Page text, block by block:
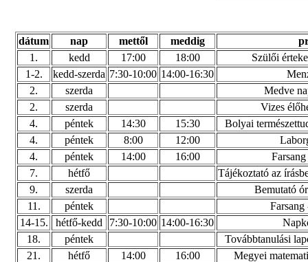
dátum nap mettől meddig
1.
kedd 17:00 18:00
Szülői
1-2.
kedd-szerda 7:30-10:00 14:00-16:30
2.
szerda
Medve
2.
szerda
Vizes
4.
péntek 14:30 15:30
Bolyai
4.
péntek 8:00 12:00
4.
péntek 14:00 16:00
7.
hétfő
Tájékoztató az
9.
szerda
Bemutató
11.
péntek
Farsang
14-15.
hétfő-kedd 7:30-10:00 14:00-16:30
18.
péntek
Továbbtanulási
21.
hétfő 14:00 16:00
Megyei